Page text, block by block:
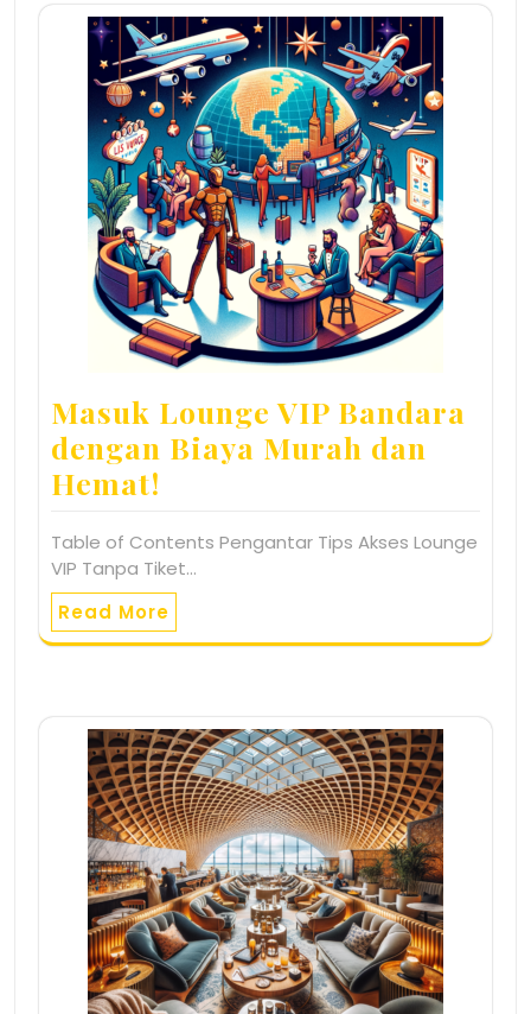
Masuk Lounge VIP Bandara
dengan Biaya Murah dan
Hemat!
Table of Contents Pengantar Tips Akses Lounge
VIP Tanpa Tiket…
Read More